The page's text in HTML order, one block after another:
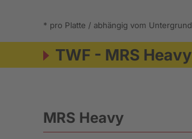
* pro Platte / abhängig vom Untergrund
TWF - MRS Heavy
MRS Heavy